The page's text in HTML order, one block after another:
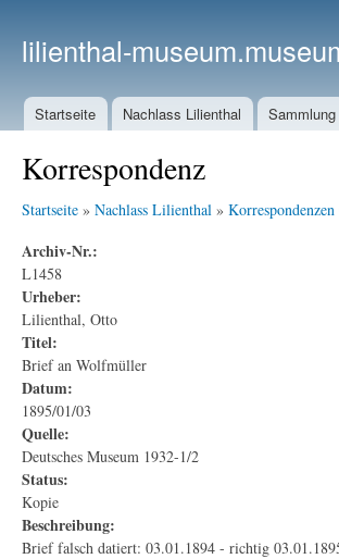
lilienthal-
Startseite Nachlass Lilienthal Sammlung
Korrespondenz
Startseite » Nachlass Lilienthal »
Archiv-Nr.:
L1458
Urheber:
Lilienthal, Otto
Titel:
Brief an Wolfmüller
Datum:
1895/01/03
Quelle:
Deutsches Museum 1932-1/2
Status:
Kopie
Beschreibung:
Brief falsch datiert: 03.01.1894 - richtig